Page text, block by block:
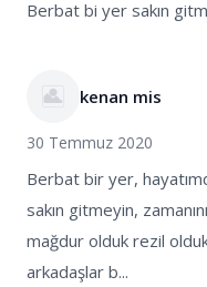
keyifli olduğunu,
temizliğine dikkat
göletin ve çevresinin
ziyaretçilerin bilinçli
vurgulanmaktadır.
götürmeleri ve
Berbat bi yer sakın
kenan mis
30 Temmuz 2020
Berbat bir yer,
sakın gitmeyin,
mağdur olduk rezil
arkadaşlar b...